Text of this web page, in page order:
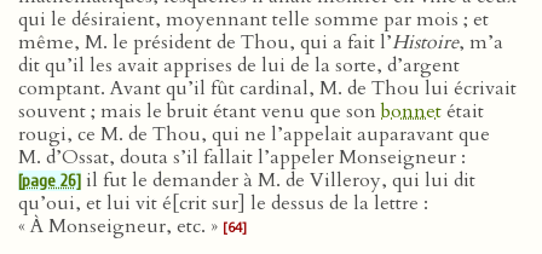
qui le désiraient, moyennant telle somme par mois ; et
même, M. le président de Thou, qui a fait l’Histoire, m’a
dit qu’il les avait apprises de lui de la sorte, d’argent
comptant. Avant qu’il fût cardinal, M. de Thou lui écrivait
souvent ; mais le bruit étant venu que sonbonnetétait
rougi, ce M. de Thou, qui ne l’appelait auparavant que
M. d’Ossat, douta s’il fallait l’appeler Monseigneur :
[page 26] il fut le demander à M. de Villeroy, qui lui dit
qu’oui, et lui vit é[crit sur] le dessus de la lettre :
« À Monseigneur, etc. » [64]